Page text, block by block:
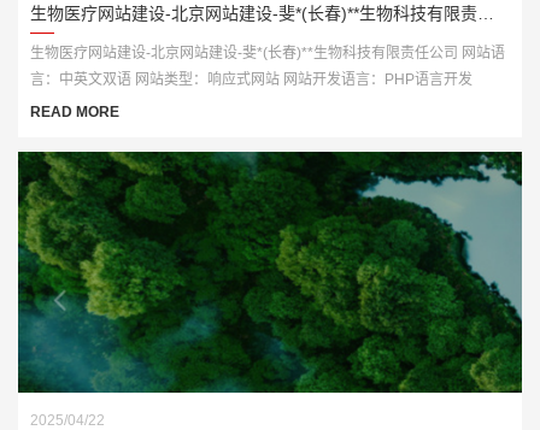
生物医疗网站建设-北京网站建设-斐*(长春)**生物科技有限责任公司 网站语
言：中英文双语 网站类型：响应式网站 网站开发语言：PHP语言开发
READ MORE
2025/04/22